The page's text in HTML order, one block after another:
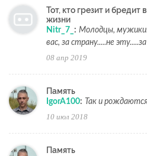
Тот, кто грезит и бредит
жизни
Nitr_7_ : Молодцы, мужики!
вас, за страну.....не
08 апр 2019
Память
IgorA100: Так и
10 июл 2018
Память